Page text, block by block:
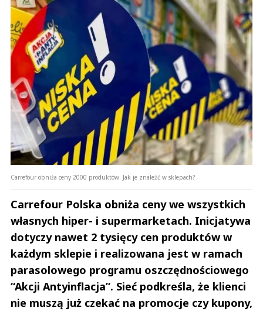
Carrefour obniża ceny 2000 produktów. Jak je znaleźć w sklepach?
Carrefour Polska obniża ceny we wszystkich
własnych hiper- i supermarketach. Inicjatywa
dotyczy nawet 2 tysięcy cen produktów w
każdym sklepie i realizowana jest w ramach
parasolowego programu oszczędnościowego
“Akcji Antyinflacja”. Sieć podkreśla, że klienci
nie muszą już czekać na promocje czy kupony,